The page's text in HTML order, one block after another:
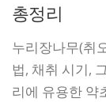
총정리
누리장나무(취
법, 채취 시기,
리에 유용한 약